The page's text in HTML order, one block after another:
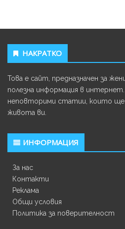
НАКРАТКО
Това е сайт, предназначен за
полезна информация в
неповторими статии, които ще
живота ви.
ИНФОРМАЦИЯ
За нас
Контакти
Реклама
Общи условия
Политика за поверителност